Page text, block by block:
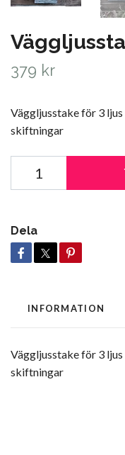
379 kr
Väggljusstake för 3
skiftningar
Dela
INFORMATION
Väggljusstake för 3
skiftningar